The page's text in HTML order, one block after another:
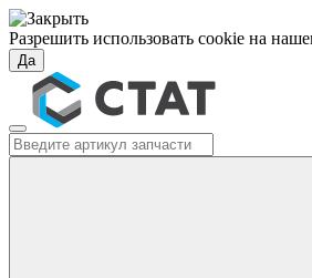
Разрешить использовать cookie на
Да